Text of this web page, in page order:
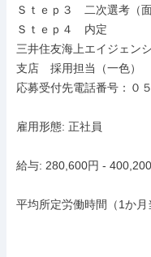
Ｓｔｅｐ３　二次選考（
Ｓｔｅｐ４　内定
三井住友海上エイジェン
支店　採用担当（一色）
応募受付先電話番号：０
雇用形態: 正社員
給与: 280,600円 -
平均所定労働時間（1か